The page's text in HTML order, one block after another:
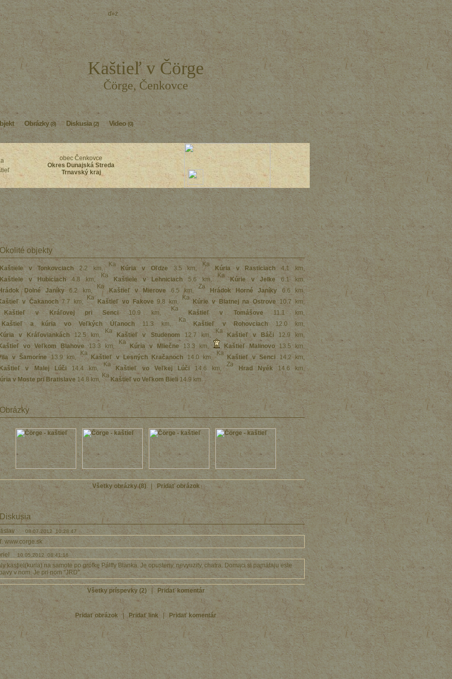
ď»ż
Kaštieľ v Čörge
Čörge, Čenkovce
Obrázky(8) Diskusia(2) Video (0)
obec Čenkovce
Okres Dunajská Streda
Trnavský kraj
Okolité objekty
v Tonkovciach 2.2 km, Kúria v Oľdze 3.5 km, Kúria v Rasticiach 4.1 km,
v Hubiciach4.8 km, Kaštiele v Lehniciach 5.6 km, Kúrie v Jelke6.1 km,
Dolné Janíky6.2 km, Kaštieľ v Mierove 6.5 km, Hrádok Horné Janíky 6.6 km,
v Čakanoch7.7 km, Kaštieľ vo Fakove 9.8 km, Kúrie v Blatnej na Ostrove 10.7 km,
Kaštieľ v Kráľovej pri Senci10.9 km, Kaštieľ v Tomášove11.1 km,
Kaštieľ a kúria vo Veľkých Úľanoch11.3 km, Kaštieľ v Rohovciach12.0 km,
v Kráľoviankách12.5 km, Kaštieľ v Studenom12.7 km, Kaštieľ v Báči12.9 km,
vo Veľkom Blahove13.3 km, Kúria v Mliečne13.3 km, Kaštieľ Malinovo13.5 km,
v Šamoríne 13.9 km, Kaštieľ v Lesných Kračanoch14.0 km, Kaštieľ v Senci14.2 km,
v Malej Lúči14.4 km, Kaštieľ vo Veľkej Lúči14.6 km, Hrad Nyék14.6 km,
v Moste pri Bratislave 14.8 km, Kaštieľ vo Veľkom Bieli14.9 km
Obrázky
Všetky obrázky (8)| Pridať obrázok
Diskusia
08.07.2012 10:28:47
www.corge.sk
10.05.2012 08:41:16
kastiel(kuria) na samote po grófke Pálffy Blanka. Je opusteny, nevyuzity, chatra. Domaci si pamätaju este
v nom. Je pri nom "JRD".
Všetky príspevky (2)|Pridať komentár
Pridať obrázok |Pridať link| Pridať komentár